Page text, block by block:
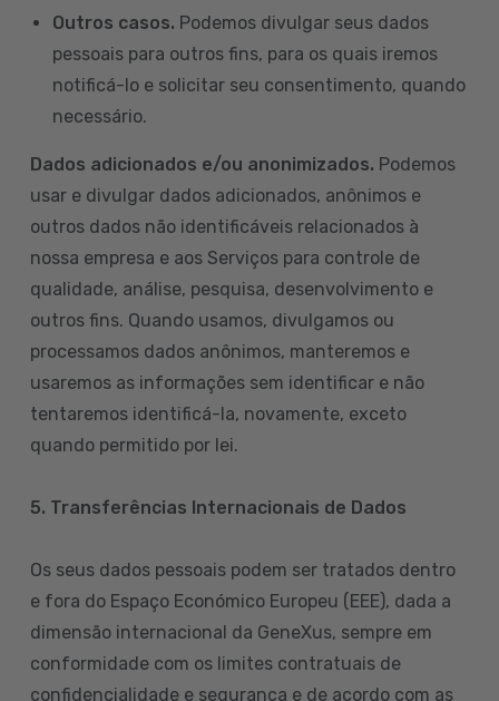
Outros casos. Podemos divulgar seus dados
pessoais para outros fins, para os quais iremos
notificá-lo e solicitar seu consentimento, quando
necessário.
Dados adicionados e/ou anonimizados. Podemos
usar e divulgar dados adicionados, anônimos e
outros dados não identificáveis relacionados à
nossa empresa e aos Serviços para controle de
qualidade, análise, pesquisa, desenvolvimento e
outros fins. Quando usamos, divulgamos ou
processamos dados anônimos, manteremos e
usaremos as informações sem identificar e não
tentaremos identificá-la, novamente, exceto
quando permitido por lei.
5. Transferências Internacionais de Dados
Os seus dados pessoais podem ser tratados dentro
e fora do Espaço Económico Europeu (EEE), dada a
dimensão internacional da GeneXus, sempre em
conformidade com os limites contratuais de
confidencialidade e segurança e de acordo com as